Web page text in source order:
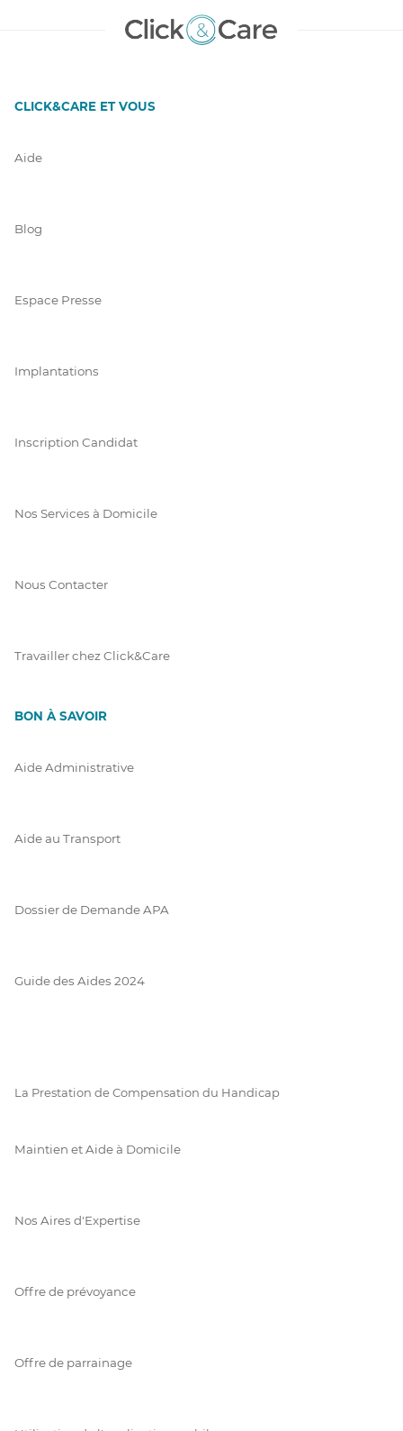
CLICK&CARE ET VOUS
Aide
Blog
Espace Presse
Implantations
Inscription Candidat
Nos Services à Domicile
Nous Contacter
Travailler chez Click&Care
BON À SAVOIR
Aide Administrative
Aide au Transport
Dossier de Demande APA
Guide des Aides 2024
La Prestation de Compensation du Handicap
Maintien et Aide à Domicile
Nos Aires d'Expertise
Offre de prévoyance
Offre de parrainage